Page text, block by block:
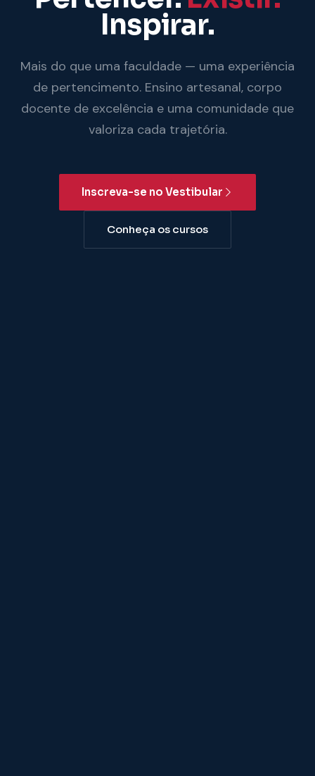
Inspirar.
Mais do que uma faculdade — uma experiência
de pertencimento. Ensino artesanal, corpo
docente de excelência e uma comunidade que
valoriza cada trajetória.
Inscreva-se no Vestibular
Conheça os cursos